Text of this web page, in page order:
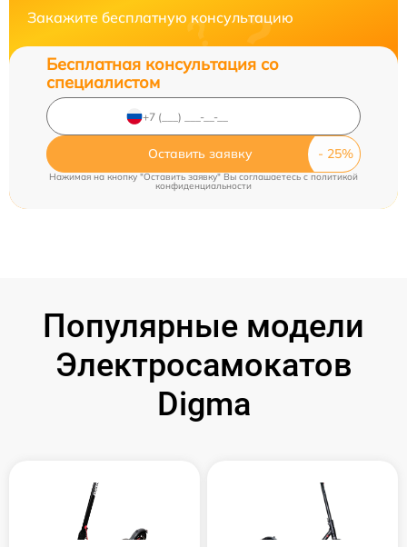
Закажите бесплатную консультацию
Бесплатная консультация со
специалистом
Оставить заявку
Нажимая на кнопку "Оставить заявку" Вы соглашаетесь c политикой
конфиденциальности
Популярные модели
Электросамокатов
Digma